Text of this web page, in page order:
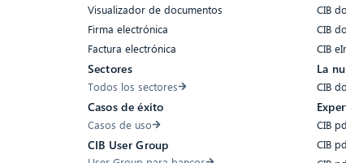
Visualizador de documentos
Firma electrónica
Factura electrónica
Sectores
Todos los sectores
Casos de éxito
Casos de uso
CIB User Group
CIB
CIB
CIB
La
CIB
CIB
CIB